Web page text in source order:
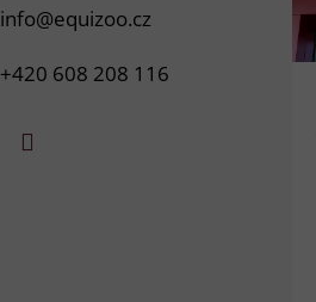
info@equizoo.cz
+420 608 208 116